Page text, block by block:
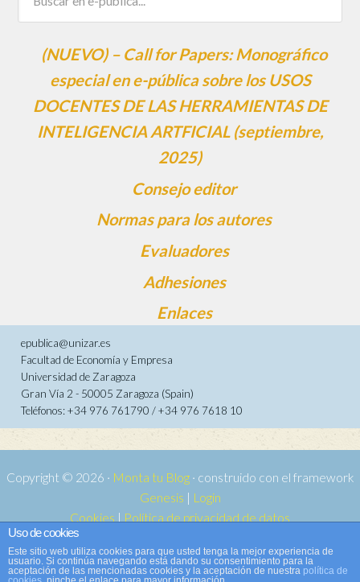
(NUEVO) – Call for Papers: Monográfico
especial en e-pública sobre los USOS
DOCENTES DE LAS HERRAMIENTAS DE
INTELIGENCIA ARTFICIAL (septiembre,
2025)
Consejo editor
Normas para los autores
Evaluadores
Adhesiones
Enlaces
epublica@unizar.es
Facultad de Economía y Empresa
Universidad de Zaragoza
Gran Vía 2 - 50005 Zaragoza (Spain)
Teléfonos: +34 976 761790 / +34 976 7618 10
Copyright © 2026 · Monta tu Blog· construido con el framework
Genesis | Login
Cookies | Política de privacidad de datos
Copyright © 2026 ·
WordPress·Acceder
Uso de cookies
Este sitio web utiliza cookies para que usted tenga la mejor experiencia de
usuario. Si continúa navegando está dando su consentimiento para la
aceptación de las mencionadas cookies y la aceptación de nuestra política de